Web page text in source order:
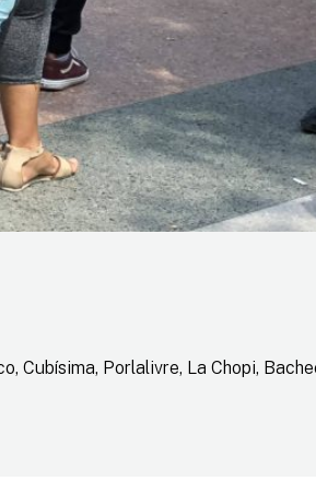
Cubísima, Porlalivre, La Chopi,